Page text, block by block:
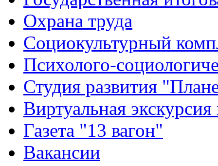
Охрана труда
Социокультурный
Психолого-
Студия развития
Виртуальная
Газета "13 вагон"
Вакансии